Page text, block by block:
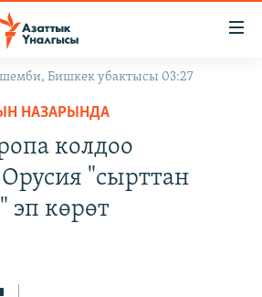
Бишкек убактысы 03:27
НАЗАРЫНДА
колдоо
"сырттан
эп көрөт